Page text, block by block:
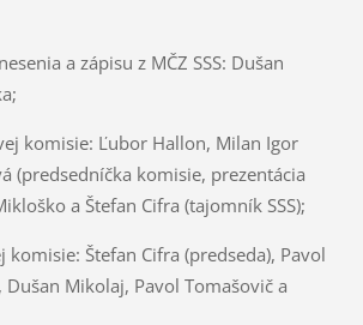
a zápisu z MČZ SSS: Dušan
komisie: Ľubor Hallon, Milan Igor
(predsedníčka komisie, prezentácia
a Štefan Cifra (tajomník SSS);
Štefan Cifra (predseda), Pavol
Dušan Mikolaj, Pavol Tomašovič a